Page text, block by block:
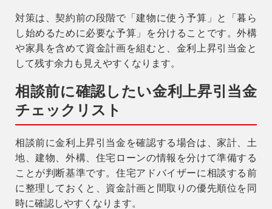
対策は、契約前の段階で「建物に使う予算」と「暮ら
し始めるために必要な予算」を分けることです。外構
や家具を含めて資金計画を組むと、金利上昇引当金と
して残す余力も見えやすくなります。
相談前に確認したい金利上昇引当金
チェックリスト
相談前に金利上昇引当金を確認する場合は、家計、土
地、建物、外構、住宅ローンの情報を分けて準備する
ことが判断基準です。住宅アドバイザーに相談する前
に整理しておくと、資金計画と間取りの優先順位を同
時に確認しやすくなります。